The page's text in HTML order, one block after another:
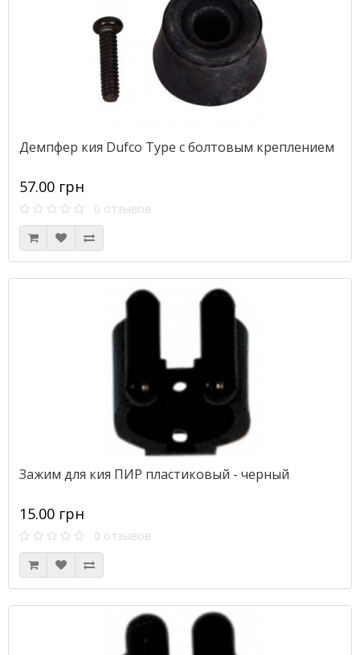
Демпфер кия Dufco Type с болтовым креплением
57.00 грн
0 отзывов
Зажим для кия ПИР пластиковый - черный
15.00 грн
0 отзывов